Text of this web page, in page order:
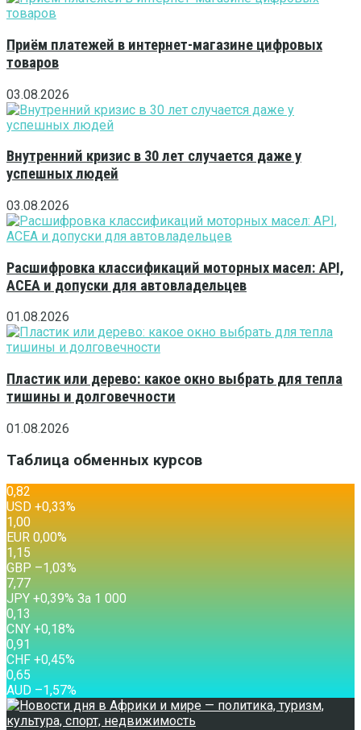
Приём платежей в интернет-магазине цифровых
товаров
03.08.2026
Внутренний кризис в 30 лет случается даже у
успешных людей
03.08.2026
Расшифровка классификаций моторных масел: API,
ACEA и допуски для автовладельцев
01.08.2026
Пластик или дерево: какое окно выбрать для тепла
тишины и долговечности
01.08.2026
Таблица обменных курсов
0,82
USD +0,33%
1,00
EUR 0,00%
1,15
GBP –1,03%
7,77
JPY +0,39% За 1 000
0,13
CNY +0,18%
0,91
CHF +0,45%
0,65
AUD –1,57%